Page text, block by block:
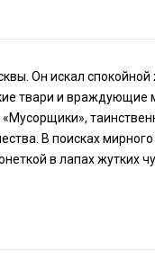
Он искал
твари и враждующие
В поисках
в лапах жутких